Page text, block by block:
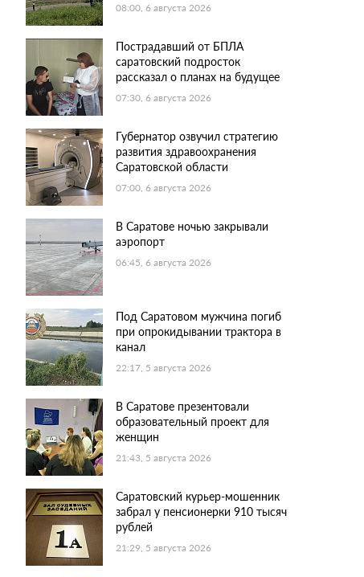
08:00, 6 августа 2026
Пострадавший от БПЛА
саратовский подросток
рассказал о планах на будущее
07:30, 6 августа 2026
Губернатор озвучил стратегию
развития здравоохранения
Саратовской области
07:00, 6 августа 2026
В Саратове ночью закрывали
аэропорт
06:45, 6 августа 2026
Под Саратовом мужчина погиб
при опрокидывании трактора в
канал
22:17, 5 августа 2026
В Саратове презентовали
образовательный проект для
женщин
21:43, 5 августа 2026
Саратовский курьер-мошенник
забрал у пенсионерки 910 тысяч
рублей
21:29, 5 августа 2026